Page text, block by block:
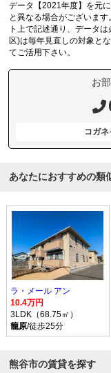
データ【2021年度】を元
と異なる場合がございま
ト上で記述通り、データ
区)は毎年見直しの対象と
てご活用下さい。
お
コガ
あなたにおすすめの類
ラ・メール アン
10.4万円
3LDK（68.75㎡）
籠原/徒歩25分
熊谷市の賃貸を探す